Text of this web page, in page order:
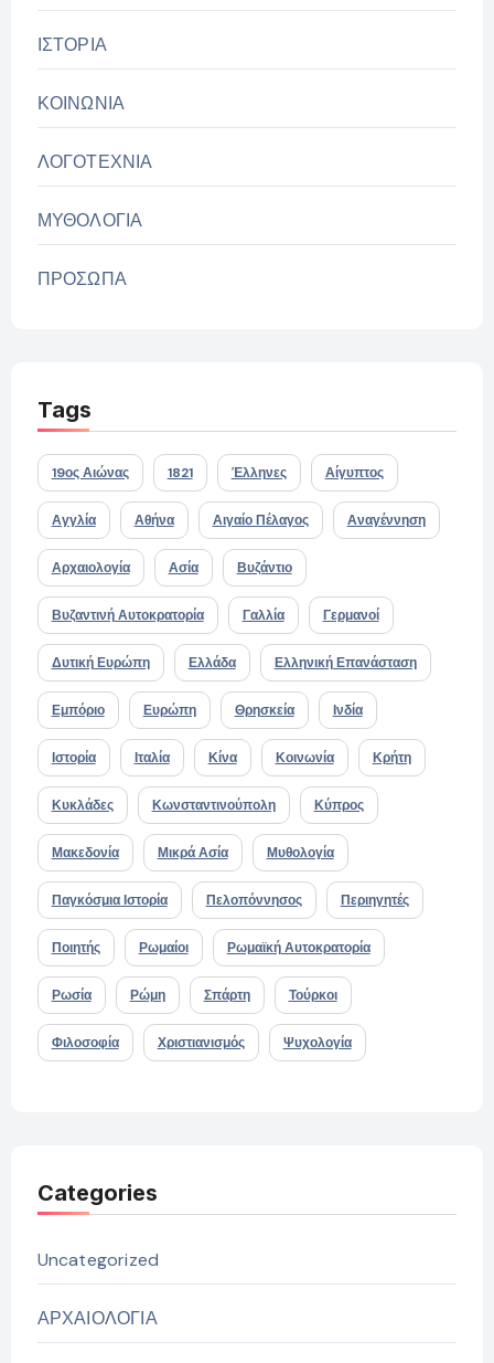
ΙΣΤΟΡΙΑ
ΚΟΙΝΩΝΙΑ
ΛΟΓΟΤΕΧΝΙΑ
ΜΥΘΟΛΟΓΙΑ
ΠΡΟΣΩΠΑ
Tags
19ος Αιώνας 1821 Έλληνες Αίγυπτος
Αγγλία Αθήνα Αιγαίο Πέλαγος Αναγέννηση
Αρχαιολογία Ασία Βυζάντιο
Βυζαντινή Αυτοκρατορία Γαλλία Γερμανοί
Δυτική Ευρώπη Ελλάδα Ελληνική Επανάσταση
Εμπόριο Ευρώπη Θρησκεία Ινδία
Ιστορία Ιταλία Κίνα Κοινωνία Κρήτη
Κυκλάδες Κωνσταντινούπολη Κύπρος
Μακεδονία Μικρά Ασία Μυθολογία
Παγκόσμια Ιστορία Πελοπόννησος Περιηγητές
Ποιητής Ρωμαίοι Ρωμαϊκή Αυτοκρατορία
Ρωσία Ρώμη Σπάρτη Τούρκοι
Φιλοσοφία Χριστιανισμός Ψυχολογία
Categories
Uncategorized
ΑΡΧΑΙΟΛΟΓΙΑ